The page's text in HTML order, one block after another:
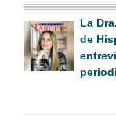
La
de